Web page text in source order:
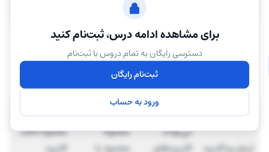
برای مشاهده ادامه درس، ثبت‌نام کنید
دسترسی رایگان به تمام دروس با ثبت‌نام
ثبت‌نام رایگان
ورود به حساب
سرمایه‌گذار
متناسب با
نوع پروژه و
میزان اعتبار
آن
بالا بسیار بالا
ارزش و کاربرد
بسته به پروژه
می‌تواند
کاربردهای
معمولاً
محدود یا
معمولاً فاقد
کاربرد